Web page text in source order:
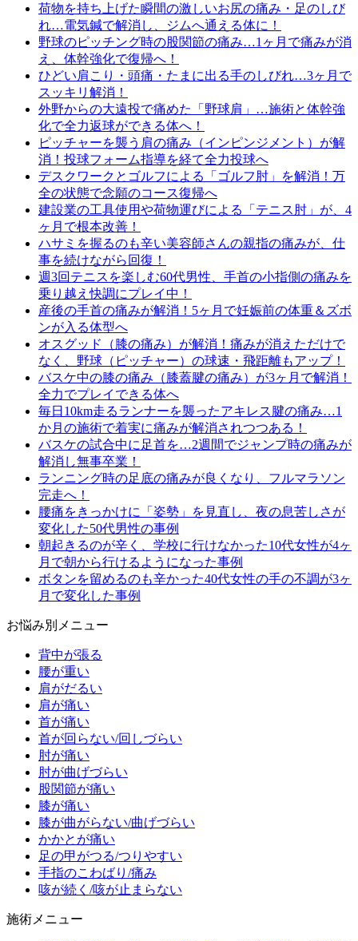
荷物を持ち上げた瞬間の激しいお尻の痛み・足のしび
れ…電気鍼で解消し、ジムへ通える体に！
野球のピッチング時の股関節の痛み…1ヶ月で痛みが消
え、体幹強化で復帰へ！
ひどい肩こり・頭痛・たまに出る手のしびれ…3ヶ月で
スッキリ解消！
外野からの大遠投で痛めた「野球肩」…施術と体幹強
化で全力返球ができる体へ！
ピッチャーを襲う肩の痛み（インピンジメント）が解
消！投球フォーム指導を経て全力投球へ
デスクワークとゴルフによる「ゴルフ肘」を解消！万
全の状態で念願のコース復帰へ
建設業の工具使用や荷物運びによる「テニス肘」が、4
ヶ月で根本改善！
ハサミを握るのも辛い美容師さんの親指の痛みが、仕
事を続けながら回復！
週3回テニスを楽しむ60代男性、手首の小指側の痛みを
乗り越え快調にプレイ中！
産後の手首の痛みが解消！5ヶ月で妊娠前の体重＆ズボ
ンが入る体型へ
オスグッド（膝の痛み）が解消！痛みが消えただけで
なく、野球（ピッチャー）の球速・飛距離もアップ！
バスケ中の膝の痛み（膝蓋腱の痛み）が3ヶ月で解消！
全力でプレイできる体へ
毎日10km走るランナーを襲ったアキレス腱の痛み…1
か月の施術で着実に痛みが解消されつつある！
バスケの試合中に足首を…2週間でジャンプ時の痛みが
解消し無事卒業！
ランニング時の足底の痛みが良くなり、フルマラソン
完走へ！
腰痛をきっかけに「姿勢」を見直し、夜の息苦しさが
変化した50代男性の事例
朝起きるのが辛く、学校に行けなかった10代女性が4ヶ
月で朝から行けるようになった事例
ボタンを留めるのも辛かった40代女性の手の不調が3ヶ
月で変化した事例
お悩み別メニュー
背中が張る
腰が重い
肩がだるい
肩が痛い
首が痛い
首が回らない/回しづらい
肘が痛い
肘が曲げづらい
股関節が痛い
膝が痛い
膝が曲がらない/曲げづらい
かかとが痛い
足の甲がつる/つりやすい
手指のこわばり/痛み
咳が続く/咳が止まらない
施術メニュー